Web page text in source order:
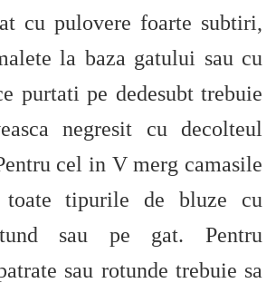
cu pulovere foarte subtiri,
la baza gatului sau cu
purtati pe dedesubt trebuie
negresit cu decolteul
cel in V merg camasile
tipurile de bluze cu
sau pe gat. Pentru
sau rotunde trebuie sa